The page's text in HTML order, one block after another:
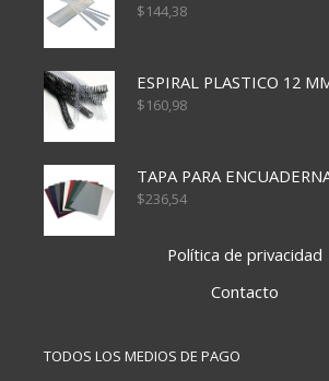
$144,38
$160,98
$236,54
Política de privacidad
Contacto
TODOS LOS MEDIOS DE PAGO